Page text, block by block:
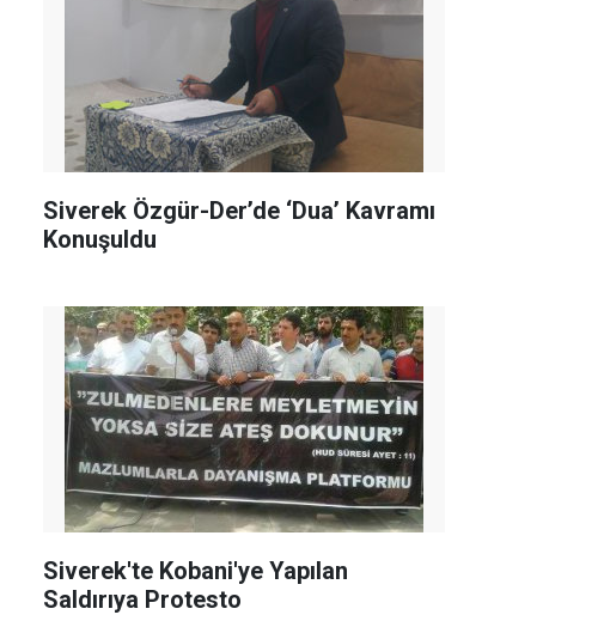
Siverek Özgür-Der’de ‘Dua’ Kavramı
Konuşuldu
Siverek'te Kobani'ye Yapılan
Saldırıya Protesto